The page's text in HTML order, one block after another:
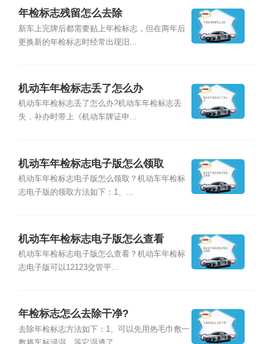
年检标志残留怎么去除
新车上完牌后都需要贴上年检标志，但在两年后
更换新的年检标志时经常出现旧...
机动车年检标志丢了怎么办
机动车年检标志丢了怎么办?机动车年检标志丢
失，补办时带上《机动车牌证申...
机动车年检标志电子版怎么领取
机动车年检标志电子版怎么领取？机动车年检标
志电子版的领取方法如下：1、...
机动车年检标志电子版怎么查看
机动车年检标志电子版怎么查看？机动车年检标
志电子版可以12123交管平...
年检标志怎么去除干净?
去除年检标志方法如下：1、可以先用热毛巾敷一